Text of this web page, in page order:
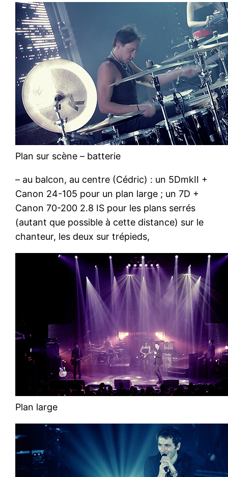
Plan sur scène – batterie
– au balcon, au centre (Cédric) : un 5DmkII +
Canon 24-105 pour un plan large ; un 7D +
Canon 70-200 2.8 IS pour les plans serrés
(autant que possible à cette distance) sur le
chanteur, les deux sur trépieds,
Plan large